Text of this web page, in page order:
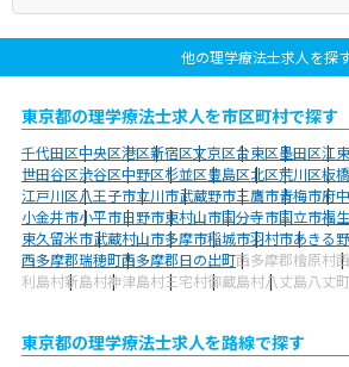
他の理学療法士求人を探
東京都の理学療法士求人を市区町村で探す
千代田区中央区港区新宿区文京区台東区墨田区江
世田谷区渋谷区中野区杉並区豊島区北区荒川区板
江戸川区八王子市立川市武蔵野市三鷹市青梅市府
小金井市小平市日野市東村山市国分寺市国立市福
東久留米市武蔵村山市多摩市稲城市羽村市あきる
西多摩郡瑞穂町西多摩郡日の出町西多摩郡檜原村
利島村新島村神津島村三宅村御蔵島村八丈島八丈町
東京都の理学療法士求人を路線で探す